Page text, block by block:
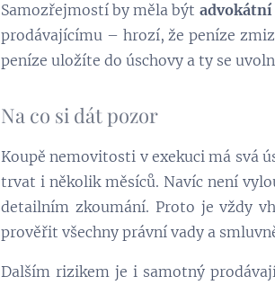
Samozřejmostí by měla být advokátní
prodávajícímu – hrozí, že peníze
peníze uložíte do úschovy a ty se
Na co si dát pozor
Koupě nemovitosti v exekuci má svá
trvat i několik měsíců. Navíc není
detailním zkoumání. Proto je vždy
prověřit všechny právní vady a
Dalším rizikem je i samotný